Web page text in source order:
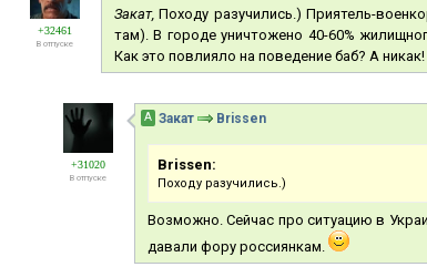
+32461
В отпуске
Закат, Походу разучились.) Приятель-
там). В городе уничтожено 40-60%
Как это повлияло на поведение баб? А
+31020
В отпуске
А Закат Brissen
Brissen:
Походу разучились.)
Возможно. Сейчас про ситуацию в
давали фору россиянкам.